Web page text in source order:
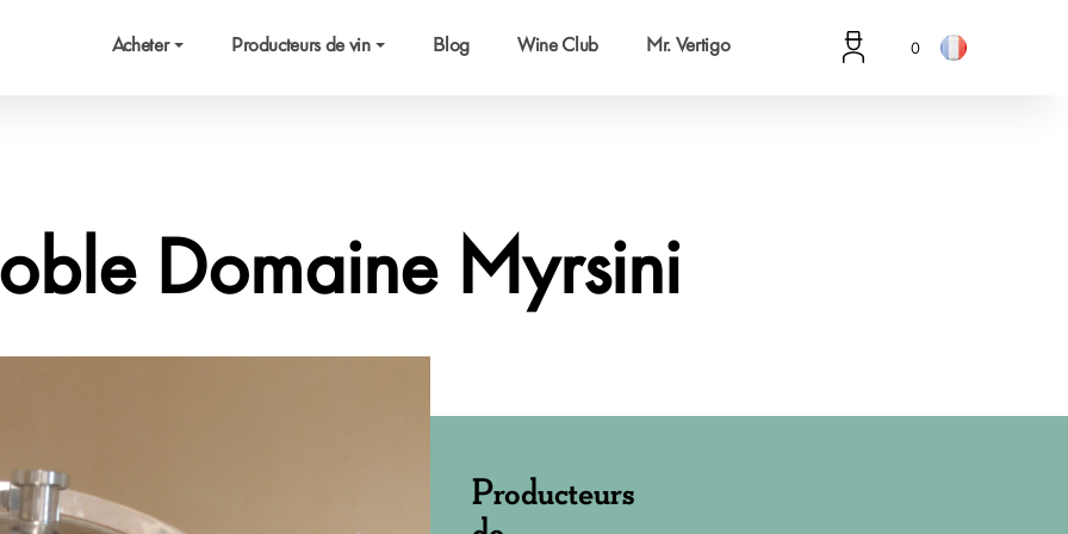
Acheter Producteurs de vin Blog Wine Club Mr. Vertigo 0
Domaine Myrsini
Producteurs